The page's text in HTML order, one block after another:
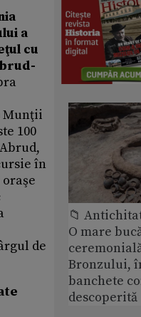
a
cu
Munţii
100
în
de
📁
O mare
Bronzului,
banchete